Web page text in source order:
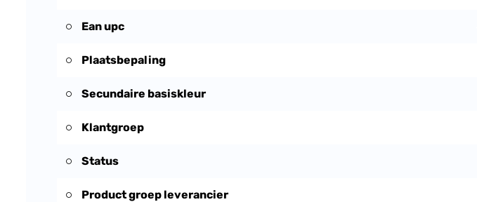
Ean upc
Plaatsbepaling
Secundaire basiskleur
Klantgroep
Status
Product groep leverancier